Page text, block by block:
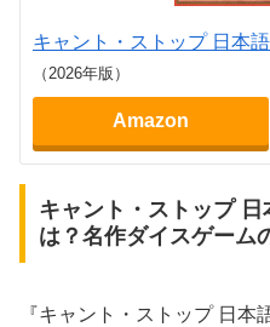
キャント・ストップ 日本
（2026年版）
Amazon
キャント・ストップ
は？名作ダイスゲーム
『キャント・ストップ 日本